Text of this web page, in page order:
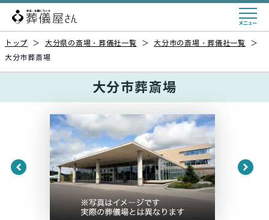
トップ ＞ 大分県の斎場・葬儀社一覧 ＞ 大分市の斎場・葬儀社一覧
＞
大分市葬斎場
大分市葬斎場